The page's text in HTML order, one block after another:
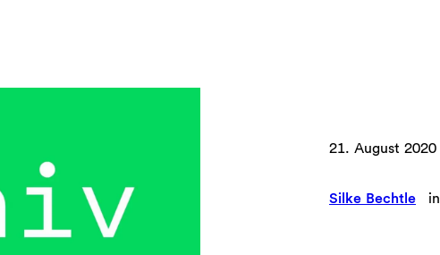
21. August 2020
Silke Bechtle in